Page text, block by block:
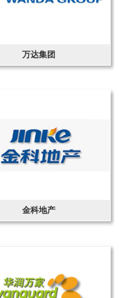
万达集团
金科地产